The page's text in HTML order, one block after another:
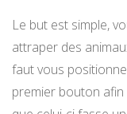
Le but est simple,
attraper des
faut vous
premier bouton